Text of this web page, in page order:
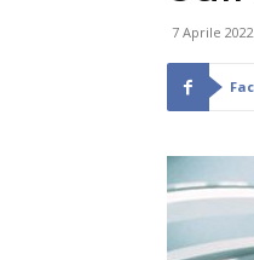
7 Aprile 2022